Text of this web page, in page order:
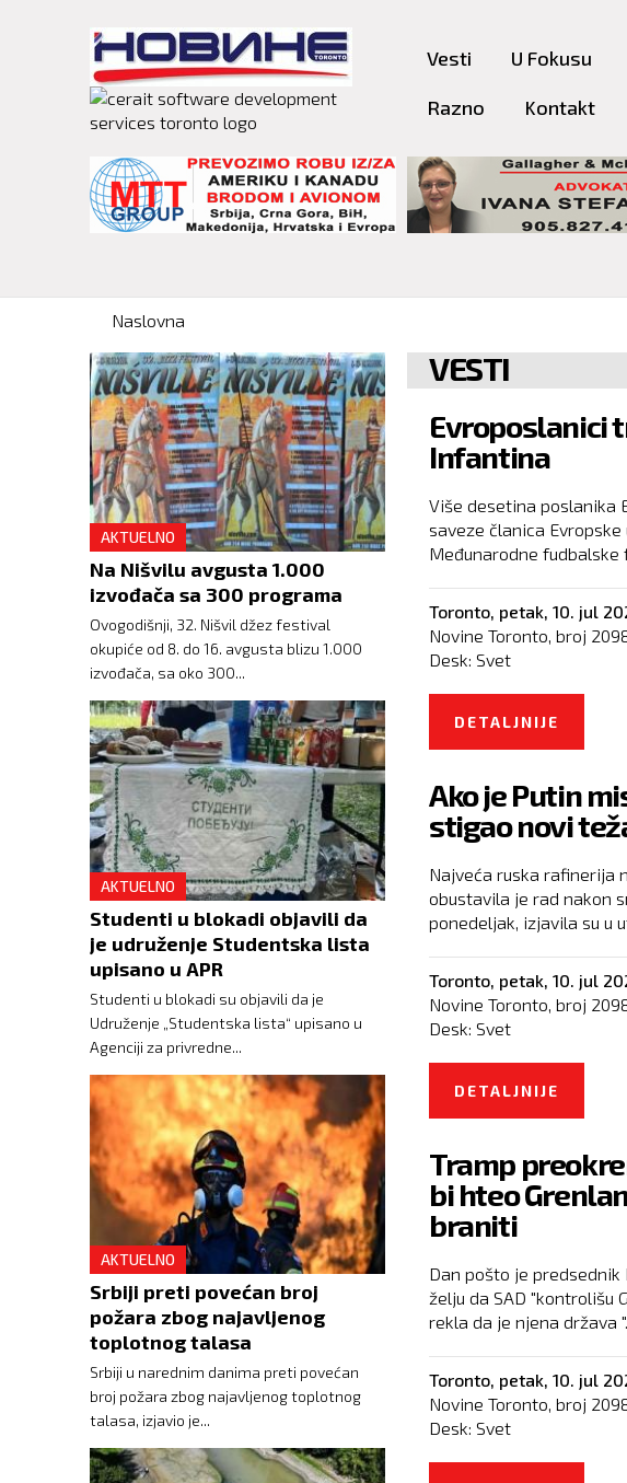
Vesti U Fokusu
Razno Kontakt
You are here
Naslovna
AKTUELNO
Na Nišvilu avgusta 1.000
izvođača sa 300 programa
Ovogodišnji, 32. Nišvil džez festival
okupiće od 8. do 16. avgusta blizu 1.000
izvođača, sa oko 300...
AKTUELNO
Studenti u blokadi objavili da
je udruženje Studentska lista
upisano u APR
Studenti u blokadi su objavili da je
Udruženje „Studentska lista“ upisano u
Agenciji za privredne...
AKTUELNO
Srbiji preti povećan broj
požara zbog najavljenog
toplotnog talasa
Srbiji u narednim danima preti povećan
broj požara zbog najavljenog toplotnog
talasa, izjavio je...
VESTI
Evroposlanici
Infantina
Više desetina poslanika
saveze članica
Međunarodne fudbalske
Toronto, petak, 10. jul
Novine Toronto, broj
Desk: Svet
DETALJNIJE
Ako je Putin
stigao novi
Najveća ruska rafinerija
obustavila je rad nakon
ponedeljak, izjavila su u
Toronto, petak, 10. jul
Novine Toronto, broj
Desk: Svet
DETALJNIJE
Tramp
bi hteo
braniti
Dan pošto je predsednik
želju da SAD "kontrolišu
rekla da je njena država
Toronto, petak, 10. jul
Novine Toronto, broj
Desk: Svet